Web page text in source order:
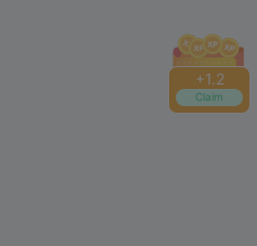
+1.2
Claim